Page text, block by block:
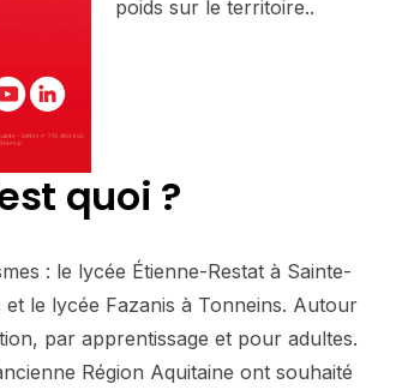
poids sur le territoire..
quoi ?
: le lycée Étienne-Restat à Sainte-
le lycée Fazanis à Tonneins. Autour
par apprentissage et pour adultes.
Région Aquitaine ont souhaité